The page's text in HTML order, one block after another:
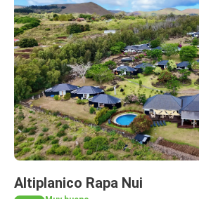
Altiplanico Rapa Nui